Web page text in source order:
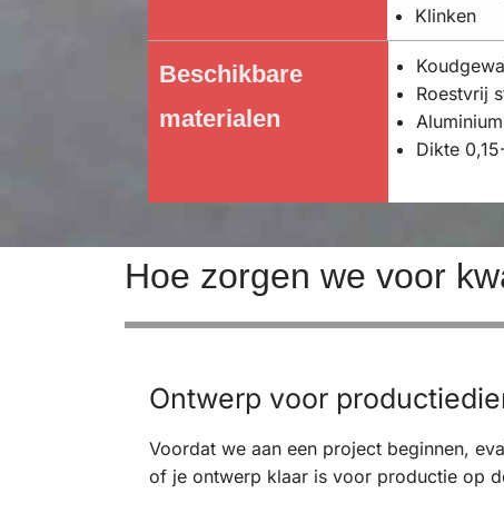
Klinken
Beschikbare
materialen
Roestvrij
Aluminium
Dikte
Hoe zorgen we voor
Ontwerp voor
Voordat we aan een project beginnen,
of je ontwerp klaar is voor productie op